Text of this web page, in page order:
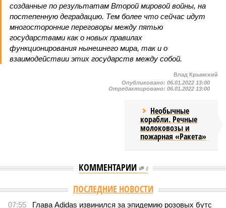
созданные по результатам Второй мировой войны, на
постепенную деградацию. Тем более что сейчас идут
многосторонние переговоры между пятью
государствами как о новых правилах
функционирования нынешнего мира, так и о
взаимодействии этих государств между собой.
Влад Крымский
Опубликовано: 06.01.2022 13:00
Отредактировано: 06.01.2022 13:00
Необычные
корабли. Речные
молоковозы и
пожарная «Ракета»
КОММЕНТАРИИ 0
ПОСЛЕДНИЕ НОВОСТИ
07:55 Глава Adidas извинился за эпидемию розовых бутс